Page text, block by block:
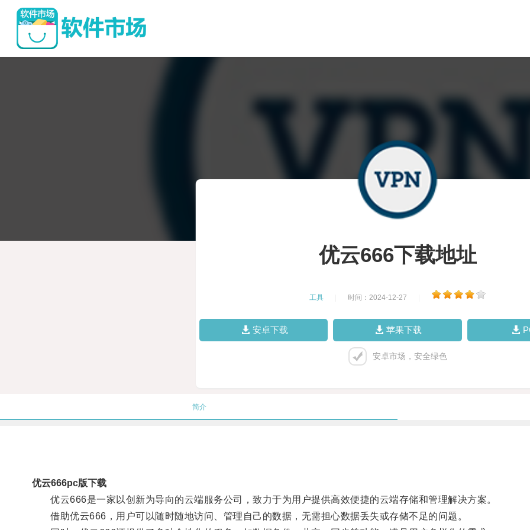
优云666下载地址
工具 时间：2024-12-27
安卓下载 苹果下载
安卓市场，安全绿色
简介
优云666pc版下载
优云666是一家以创新为导向的云端服务公司，致力于为用户提供高效便捷的云端存储和管理解决方案。
借助优云666，用户可以随时随地访问、管理自己的数据，无需担心数据丢失或存储不足的问题。